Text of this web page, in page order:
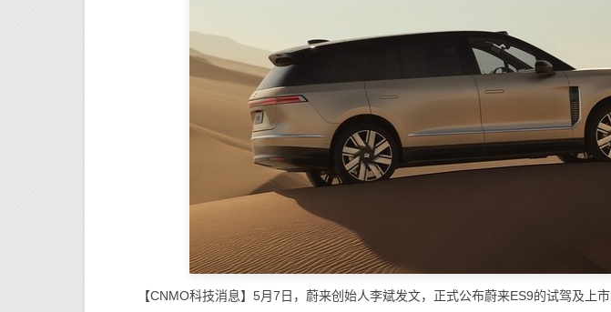
【CNMO科技消息】5月7日，蔚来创始人李斌发文，正式公布蔚来ES9的试驾及上